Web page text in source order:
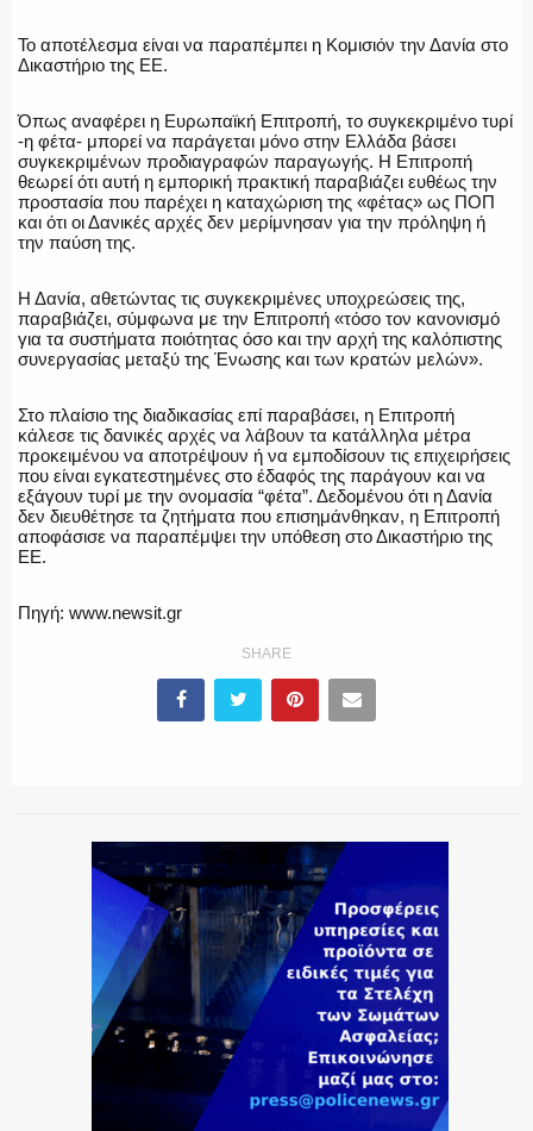
Η ΦΩΝΗ ΣΟΥ
ΟΠΛΑ/ΕΞΟΠΛΙΣΜΟΣ
ΟΜΑΔΕΣ ΕΛ.ΑΣ.
Το αποτέλεσμα είναι να παραπέμπει η Κομισιόν την Δανία στο
Δικαστήριο της ΕΕ.
Όπως αναφέρει η Ευρωπαϊκή Επιτροπή, το συγκεκριμένο τυρί
-η φέτα- μπορεί να παράγεται μόνο στην Ελλάδα βάσει
συγκεκριμένων προδιαγραφών παραγωγής. Η Επιτροπή
θεωρεί ότι αυτή η εμπορική πρακτική παραβιάζει ευθέως την
προστασία που παρέχει η καταχώριση της «φέτας» ως ΠΟΠ
και ότι οι Δανικές αρχές δεν μερίμνησαν για την πρόληψη ή
την παύση της.
Η Δανία, αθετώντας τις συγκεκριμένες υποχρεώσεις της,
παραβιάζει, σύμφωνα με την Επιτροπή «τόσο τον κανονισμό
για τα συστήματα ποιότητας όσο και την αρχή της καλόπιστης
συνεργασίας μεταξύ της Ένωσης και των κρατών μελών».
Στο πλαίσιο της διαδικασίας επί παραβάσει, η Επιτροπή
κάλεσε τις δανικές αρχές να λάβουν τα κατάλληλα μέτρα
προκειμένου να αποτρέψουν ή να εμποδίσουν τις επιχειρήσεις
που είναι εγκατεστημένες στο έδαφός της παράγουν και να
εξάγουν τυρί με την ονομασία “φέτα”. Δεδομένου ότι η Δανία
δεν διευθέτησε τα ζητήματα που επισημάνθηκαν, η Επιτροπή
αποφάσισε να παραπέμψει την υπόθεση στο Δικαστήριο της
ΕΕ.
Πηγή: www.newsit.gr
SHARE